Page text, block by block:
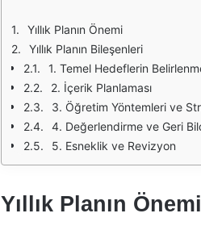
Yıllık Planın Önemi
Yıllık Planın Bileşenleri
1. Temel Hedeflerin
2. İçerik Planlaması
3. Öğretim Yöntemleri ve
4. Değerlendirme ve Geri
5. Esneklik ve Revizyon
Yıllık Planın Önemi